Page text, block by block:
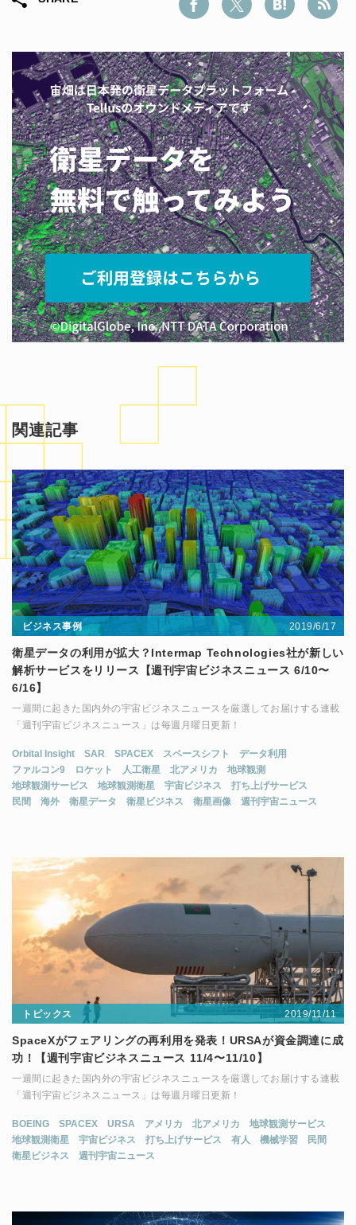
関連記事
ビジネス事例 2019/6/17
衛星データの利用が拡大？Intermap Technologies社が新しい
解析サービスをリリース【週刊宇宙ビジネスニュース 6/10〜
6/16】
一週間に起きた国内外の宇宙ビジネスニュースを厳選してお届けする連載
「週刊宇宙ビジネスニュース」は毎週月曜日更新！
Orbital Insight SAR SPACEX スペースシフト
データ利用
ファルコン9
ロケット 人工衛星 北アメリカ
地球観測
地球観測サービス
地球観測衛星 宇宙ビジネス
打ち上げサービス
民間
海外 衛星データ 衛星ビジネス 衛星画像 週刊宇宙ニュース
トピックス 2019/11/11
SpaceXがフェアリングの再利用を発表！URSAが資金調達に成
功！【週刊宇宙ビジネスニュース 11/4〜11/10】
一週間に起きた国内外の宇宙ビジネスニュースを厳選してお届けする連載
「週刊宇宙ビジネスニュース」は毎週月曜日更新！
BOEING SPACEX URSA アメリカ 北アメリカ
地球観測サービス
地球観測衛星
宇宙ビジネス 打ち上げサービス 有人 機械学習
民間
衛星ビジネス
週刊宇宙ニュース